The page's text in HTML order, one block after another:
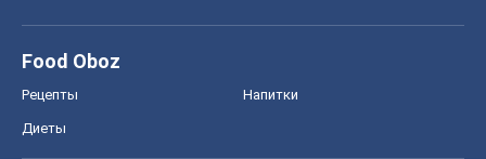
Food Oboz
Рецепты Напитки
Диеты